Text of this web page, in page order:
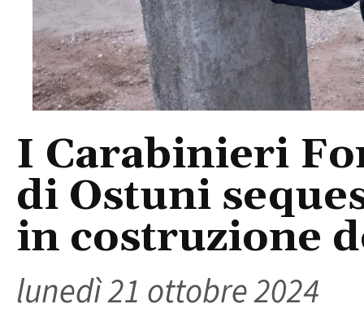
I Carabinieri
di Ostuni
in costruzione
lunedì 21 ottobre 2024